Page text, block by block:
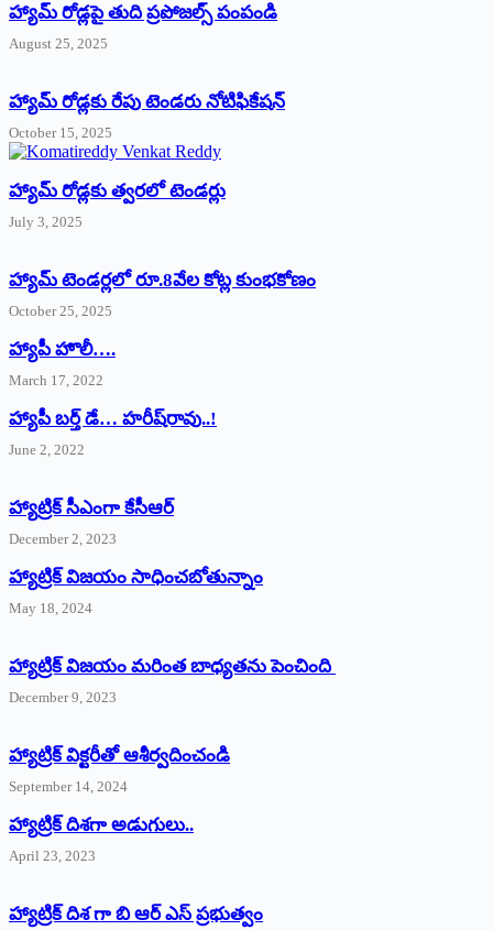
హ్యామ్‌ రోడ్లపై తుది ప్రపోజల్స్‌ పంపండి
August 25, 2025
హ్యామ్‌ రోడ్లకు రేపు టెండరు నోటిఫికేషన్‌
October 15, 2025
హ్యామ్‌ రోడ్లకు త్వరలో టెండర్లు
July 3, 2025
హ్యామ్‌ ‌టెండర్లలో రూ.8వేల కోట్ల కుంభకోణం
October 25, 2025
హ్యాపీ హొలీ….
March 17, 2022
హ్యాపీ బర్త్ ‌డే… హరీష్‌రావు..!
June 2, 2022
హ్యాట్రిక్‌ ‌సీఎంగా కేసీఆర్‌
December 2, 2023
హ్యాట్రిక్‌ విజయం సాధించబోతున్నాం
May 18, 2024
హ్యాట్రిక్ విజయం మరింత బాధ్యతను పెంచింది
December 9, 2023
హ్యాట్రిక్‌ ‌విక్టరీతో ఆశీర్వదించండి
September 14, 2024
‌హ్యాట్రిక్‌ ‌దిశగా అడుగులు..
April 23, 2023
హ్యాట్రిక్ దిశ గా బి ఆర్ ఎస్ ప్రభుత్వం